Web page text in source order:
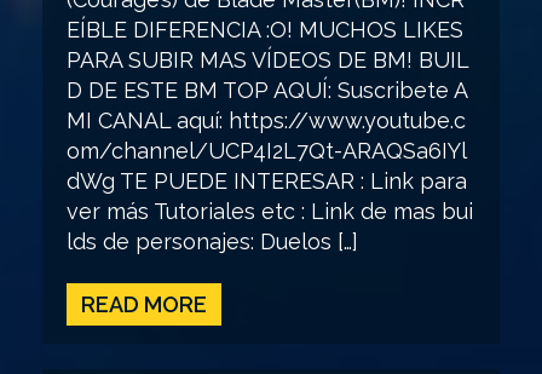
EÍBLE DIFERENCIA :O! MUCHOS LIKES
PARA SUBIR MAS VÍDEOS DE BM! BUIL
D DE ESTE BM TOP AQUÍ: Suscribete A
MI CANAL aquí: https://www.youtube.c
om/channel/UCP4I2L7Qt-ARAQSa6IYl
dWg TE PUEDE INTERESAR : Link para
ver más Tutoriales etc : Link de mas bui
lds de personajes: Duelos […]
READ MORE